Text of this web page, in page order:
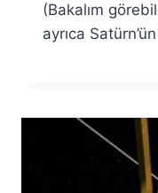
(Bakalım
ayrıca